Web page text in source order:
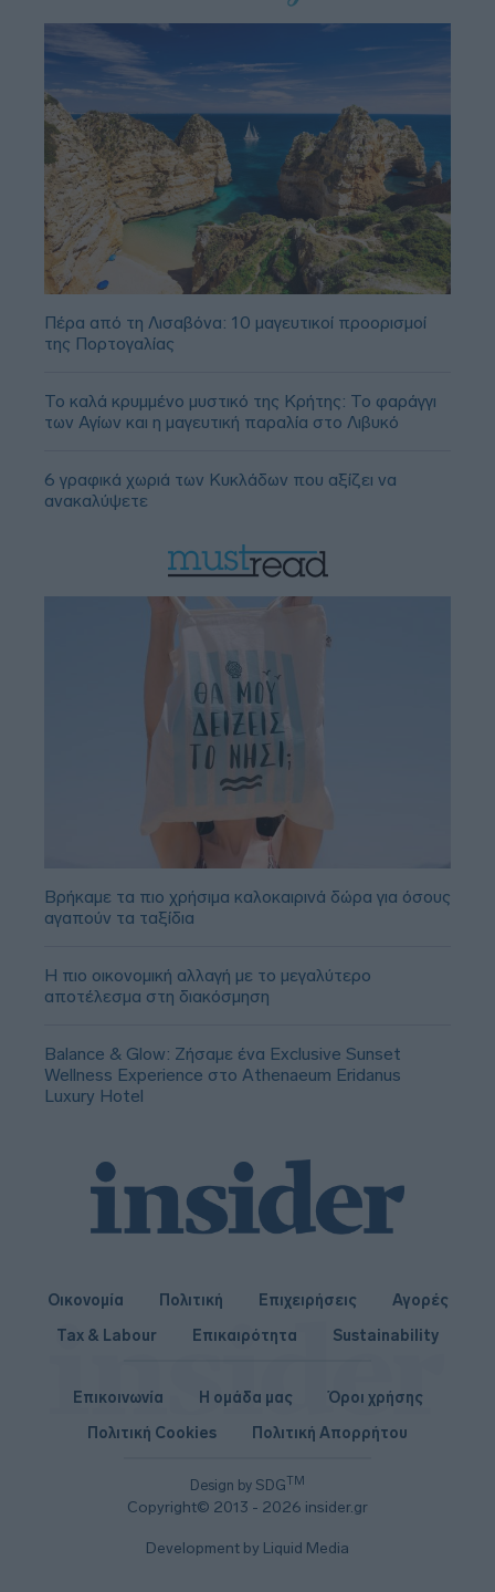
Πέρα από τη Λισαβόνα: 10 μαγευτικοί προορισμοί
της Πορτογαλίας
Το καλά κρυμμένο μυστικό της Κρήτης: Το φαράγγι
των Αγίων και η μαγευτική παραλία στο Λιβυκό
6 γραφικά χωριά των Κυκλάδων που αξίζει να
ανακαλύψετε
Βρήκαμε τα πιο χρήσιμα καλοκαιρινά δώρα για όσους
αγαπούν τα ταξίδια
Η πιο οικονομική αλλαγή με το μεγαλύτερο
αποτέλεσμα στη διακόσμηση
Balance & Glow: Ζήσαμε ένα Exclusive Sunset
Wellness Experience στο Athenaeum Eridanus
Luxury Hotel
Οικονομία Πολιτική Επιχειρήσεις
Αγορές
Tax & Labour
Επικαιρότητα Sustainability
Design by SDGTM
Copyright© 2013 - 2026 insider.gr
Επικοινωνία Η ομάδα μας
Όροι χρήσης
Πολιτική Cookies
Πολιτική Απορρήτου
Development by Liquid Media